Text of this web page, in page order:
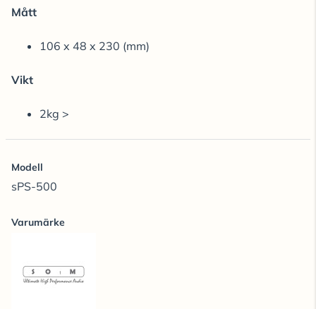
Mått
106 x 48 x 230 (mm)
Vikt
2kg >
Modell
sPS-500
Varumärke